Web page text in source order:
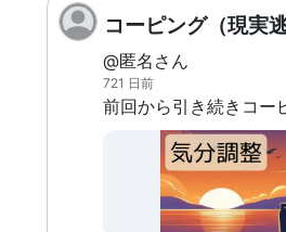
ることで、より深い倫
きます[1]。 デメリット 1.自己評価の低下:
自分を「悪寄り」と見
定感が低くなる可能性
との関係: 他人に対し
強く意識することで、
難しくなるかもしれま
スの増加: 自分の「悪
てることで、精神的な
コーピング（現実
@匿名さん
721 日前